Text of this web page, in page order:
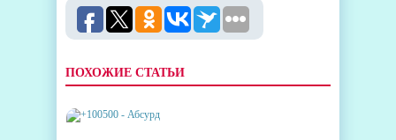
ПОХОЖИЕ СТАТЬИ